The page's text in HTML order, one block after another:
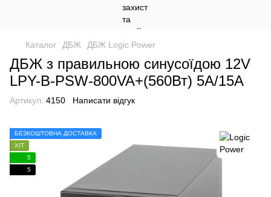
Каталог ДБЖ ДБЖ Logic Power
ДБЖ з правильною синусоїдою 12V
LPY-B-PSW-800VA+(560Вт) 5A/15A
Артикул: 4150 Написати відгук
БЕЗКОШТОВНА ДОСТАВКА
ХІТ
5
5